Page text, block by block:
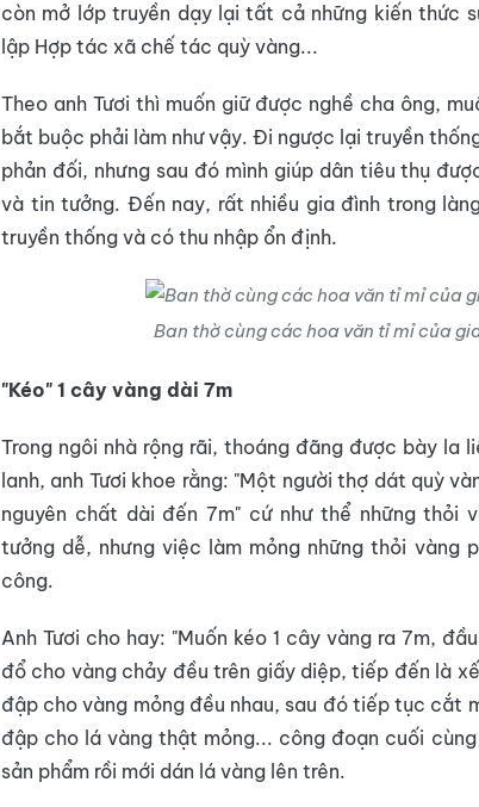
còn mở lớp truyền dạy lại tất cả những kiến thức
lập Hợp tác xã chế tác quỳ vàng...
Theo anh Tươi thì muốn giữ được nghề cha ông,
bắt buộc phải làm như vậy. Đi ngược lại truyền
phản đối, nhưng sau đó mình giúp dân tiêu thụ
và tin tưởng. Đến nay, rất nhiều gia đình trong
truyền thống và có thu nhập ổn định.
Ban thờ cùng các hoa văn tỉ mỉ của
"Kéo" 1 cây vàng dài 7m
Trong ngôi nhà rộng rãi, thoáng đãng được bày la
lanh, anh Tươi khoe rằng: "Một người thợ dát quỳ
nguyên chất dài đến 7m" cứ như thể những thỏi
tưởng dễ, nhưng việc làm mỏng những thỏi vàng
công.
Anh Tươi cho hay: "Muốn kéo 1 cây vàng ra 7m,
đổ cho vàng chảy đều trên giấy diệp, tiếp đến là
đập cho vàng mỏng đều nhau, sau đó tiếp tục cắt
đập cho lá vàng thật mỏng... công đoạn cuối
sản phẩm rồi mới dán lá vàng lên trên.